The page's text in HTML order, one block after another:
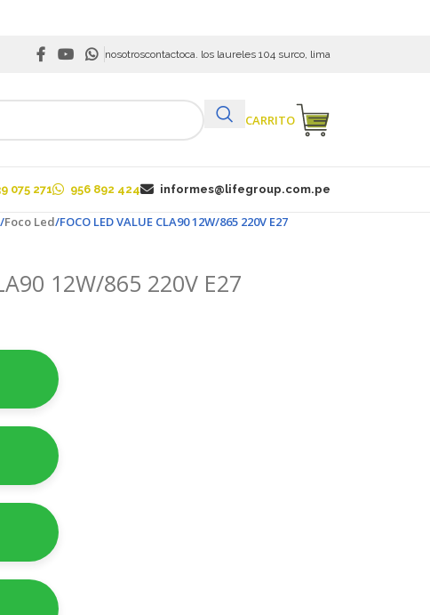
nosotroscontactoca. los laureles 104 surco, lima
VER CARRITO
075 271 956 892 424 informes@lifegroup.com.pe
Foco Led FOCO LED VALUE CLA90 12W/865 220V E27
12W/865 220V E27